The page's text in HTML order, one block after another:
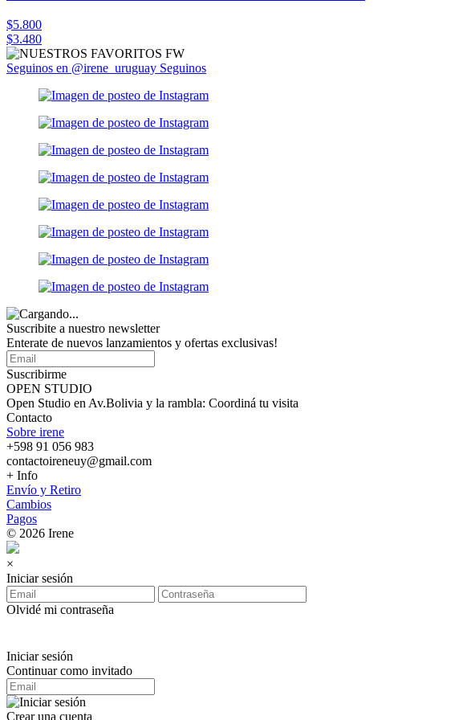
$5.800
$3.480
Seguinos en @irene_uruguay Seguinos
Suscribite a nuestro newsletter
Enterate de nuevos lanzamientos y ofertas exclusivas!
Suscribirme
OPEN STUDIO
Open Studio en Av.Bolivia y la rambla: Coordiná tu visita
Contacto
Sobre irene
+598 91 056 983
contactoireneuy@gmail.com
+ Info
Envío y Retiro
Cambios
Pagos
© 2026 Irene
×
Iniciar sesión
Olvidé mi contraseña
Iniciar sesión
Continuar como invitado
Crear una cuenta